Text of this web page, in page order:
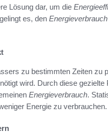
Lösung dar, um die
es, den
zu bestimmten Zeiten zu
wird. Durch diese
Energieverbrauch.
Energie zu verbrauchen.